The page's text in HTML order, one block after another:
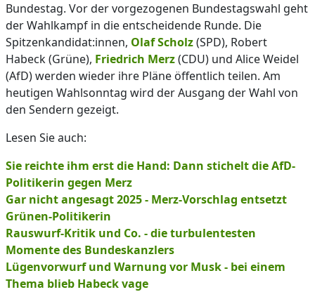
Bundestag. Vor der vorgezogenen Bundestagswahl geht
der Wahlkampf in die entscheidende Runde. Die
Spitzenkandidat:innen, Olaf Scholz(SPD), Robert
Habeck (Grüne), Friedrich Merz(CDU) und Alice Weidel
(AfD) werden wieder ihre Pläne öffentlich teilen. Am
heutigen Wahlsonntag wird der Ausgang der Wahl von
den Sendern gezeigt.
Lesen Sie auch:
Sie reichte ihm erst die Hand: Dann stichelt die AfD-
Politikerin gegen Merz
Gar nicht angesagt 2025 - Merz-Vorschlag entsetzt
Grünen-Politikerin
Rauswurf-Kritik und Co. - die turbulentesten
Momente des Bundeskanzlers
Lügenvorwurf und Warnung vor Musk - bei einem
Thema blieb Habeck vage